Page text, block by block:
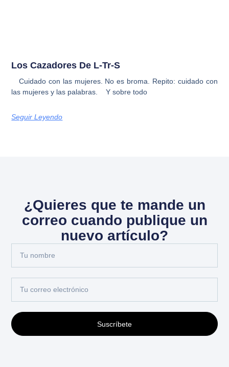
Los Cazadores De L-Tr-S
Cuidado con las mujeres. No es broma. Repito: cuidado con
las mujeres y las palabras. Y sobre todo
Seguir Leyendo
¿Quieres que te mande un
correo cuando publique un
nuevo artículo?
Suscríbete